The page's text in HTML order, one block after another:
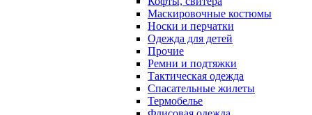
Маскировочные костюмы
Носки и перчатки
Одежда для детей
Прочие
Ремни и подтяжки
Тактическая одежда
Спасательные жилеты
Термобелье